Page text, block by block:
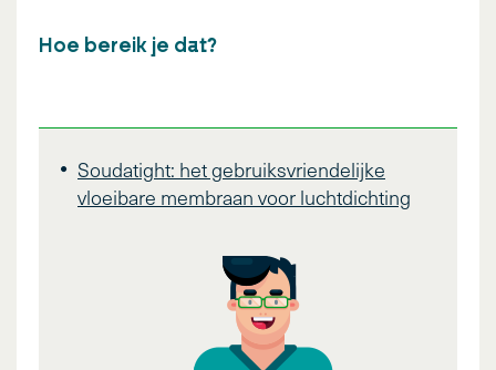
Hoe bereik je dat?
Soudatight: het gebruiksvriendelijke
vloeibare membraan voor luchtdichting